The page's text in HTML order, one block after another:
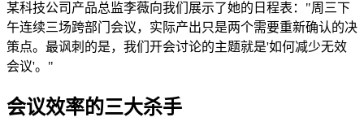
某科技公司产品总监李薇向我们展示了她的日程表："周三下
午连续三场跨部门会议，实际产出只是两个需要重新确认的决
策点。最讽刺的是，我们开会讨论的主题就是'如何减少无效
会议'。"
会议效率的三大杀手